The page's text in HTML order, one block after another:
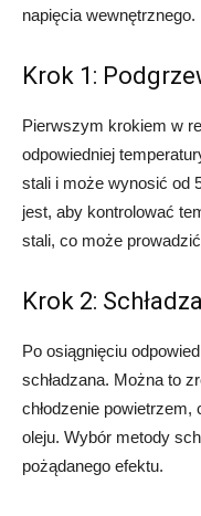
napięcia wewnętrznego.
Krok 1:
Pierwszym krokiem w
odpowiedniej
stali i może wynosić od
jest, aby kontrolować
stali, co może
Krok 2:
Po osiągnięciu
schładzana. Można to
chłodzenie powietrzem,
oleju. Wybór metody
pożądanego efektu.